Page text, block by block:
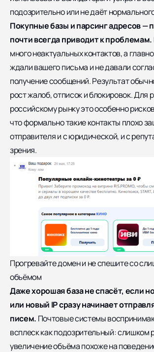
подозрительно или не даёт
Покупные базы и парсинг адресов —
почти всегда приводит к проблемам.
много неактуальных контактов, а
ждали вашего письма и не давали
получение сообщений. Результат
рост жалоб, отписок и блокировок. Для
российскому рынку это особенно
что формально такие контакты плохо
отправителя и с юридической, и с
зрения.
Прогревайте домен и не спешите со
объёмом
Даже хорошая база не спасёт, если
или новый IP сразу начинает
писем. Почтовые системы
всплеск как подозрительный: слишком
увеличение объёма похоже на